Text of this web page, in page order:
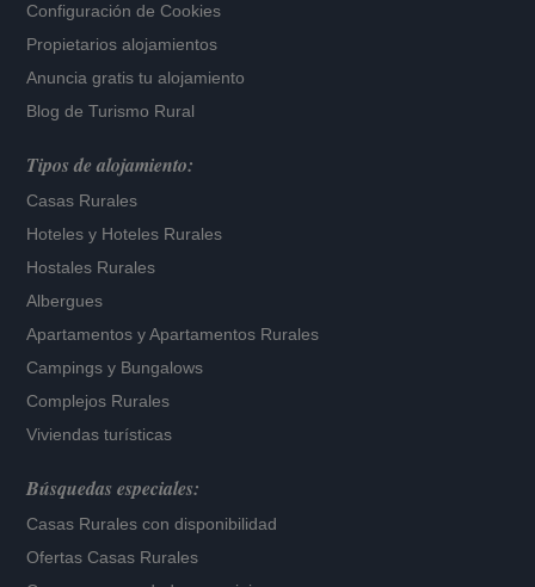
Configuración de Cookies
Propietarios alojamientos
Anuncia gratis tu alojamiento
Blog de Turismo Rural
Tipos de alojamiento:
Casas Rurales
Hoteles y Hoteles Rurales
Hostales Rurales
Albergues
Apartamentos yApartamentos Rurales
Campings y Bungalows
Complejos Rurales
Viviendas turísticas
Búsquedas especiales:
Casas Rurales con disponibilidad
Ofertas Casas Rurales